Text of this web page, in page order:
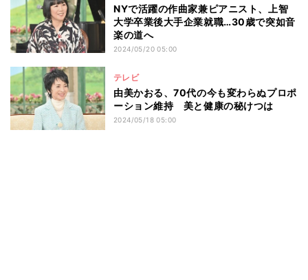
NYで活躍の作曲家兼ピアニスト、上智
大学卒業後大手企業就職…30歳で突如音
楽の道へ
2024/05/20 05:00
テレビ
由美かおる、70代の今も変わらぬプロポ
ーション維持 美と健康の秘けつは
2024/05/18 05:00